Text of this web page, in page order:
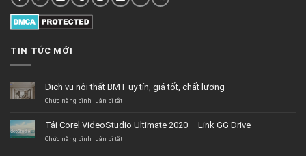
TIN TỨC MỚI
Dịch vụ nội thất BMT uy tín, giá tốt, chất lượng
Chức năng bình luận bị tắtở
nội
thất
Tải Corel VideoStudio Ultimate 2020 – Link GG Drive
Chức năng bình luận bị tắtở